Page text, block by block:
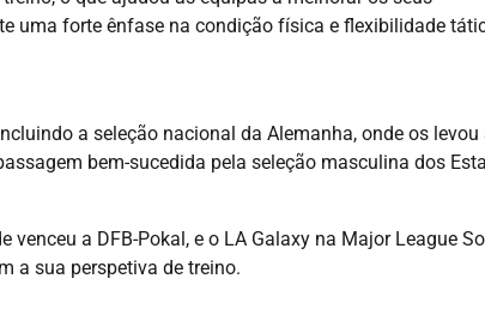
uma forte ênfase na condição física e flexibilidade
a seleção nacional da Alemanha, onde os levou
bem-sucedida pela seleção masculina dos
a DFB-Pokal, e o LA Galaxy na Major League
a sua perspetiva de treino.